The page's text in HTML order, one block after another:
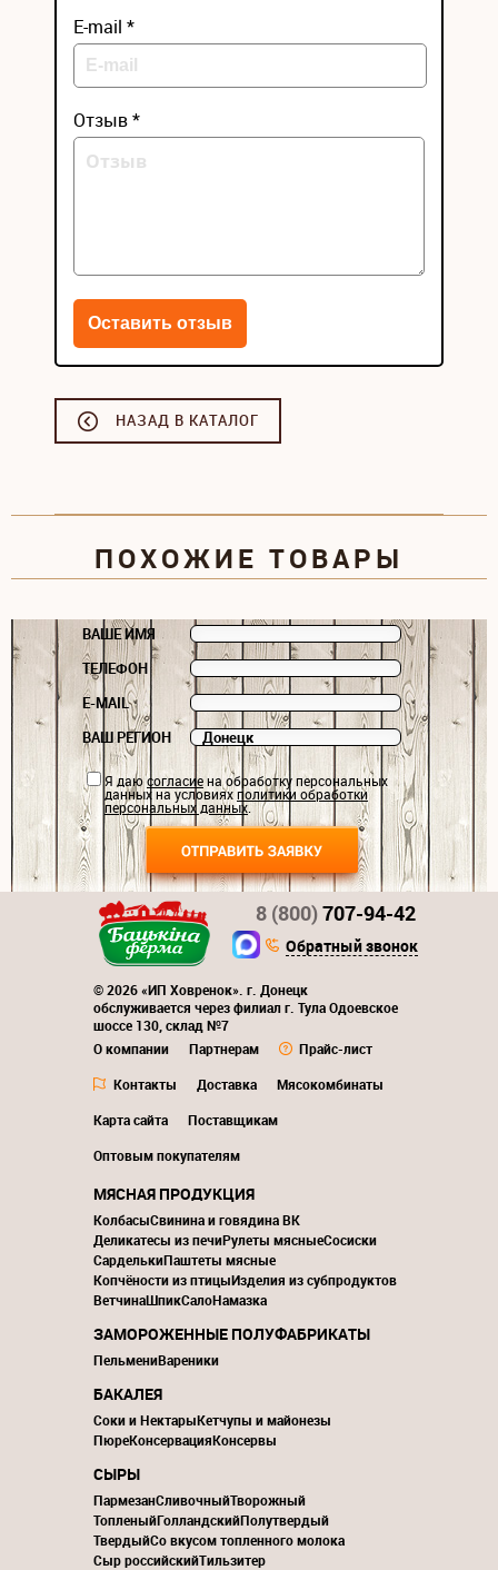
E-mail *
Отзыв *
НАЗАД В КАТАЛОГ
ПОХОЖИЕ ТОВАРЫ
ВАШЕ ИМЯ
ТЕЛЕФОН
E-MAIL
ВАШ РЕГИОН
Я даюсогласиена обработку персональных
данных на условияхполитики обработки
персональных данных.
© 2026 «ИП Ховренок». г. Донецк
обслуживается через филиал г. Тула Одоевское
шоссе 130, склад №7
О компании
Партнерам
Прайс-лист
Контакты
Доставка
Мясокомбинаты
Карта сайта
Поставщикам
Оптовым покупателям
8 (800)707-94-42
Обратный звонок
МЯСНАЯ ПРОДУКЦИЯ
КолбасыСвинина и говядина ВК
Деликатесы из печиРулеты мясныеСосиски
СарделькиПаштеты мясные
Копчёности из птицыИзделия из субпродуктов
ВетчинаШпикСалоНамазка
ЗАМОРОЖЕННЫЕ ПОЛУФАБРИКАТЫ
ПельмениВареники
БАКАЛЕЯ
Соки и НектарыКетчупы и майонезы
ПюреКонсервацияКонсервы
СЫРЫ
ПармезанСливочныйТворожный
ТопленыйГолландскийПолутвердый
ТвердыйСо вкусом топленного молока
Сыр российскийТильзитер